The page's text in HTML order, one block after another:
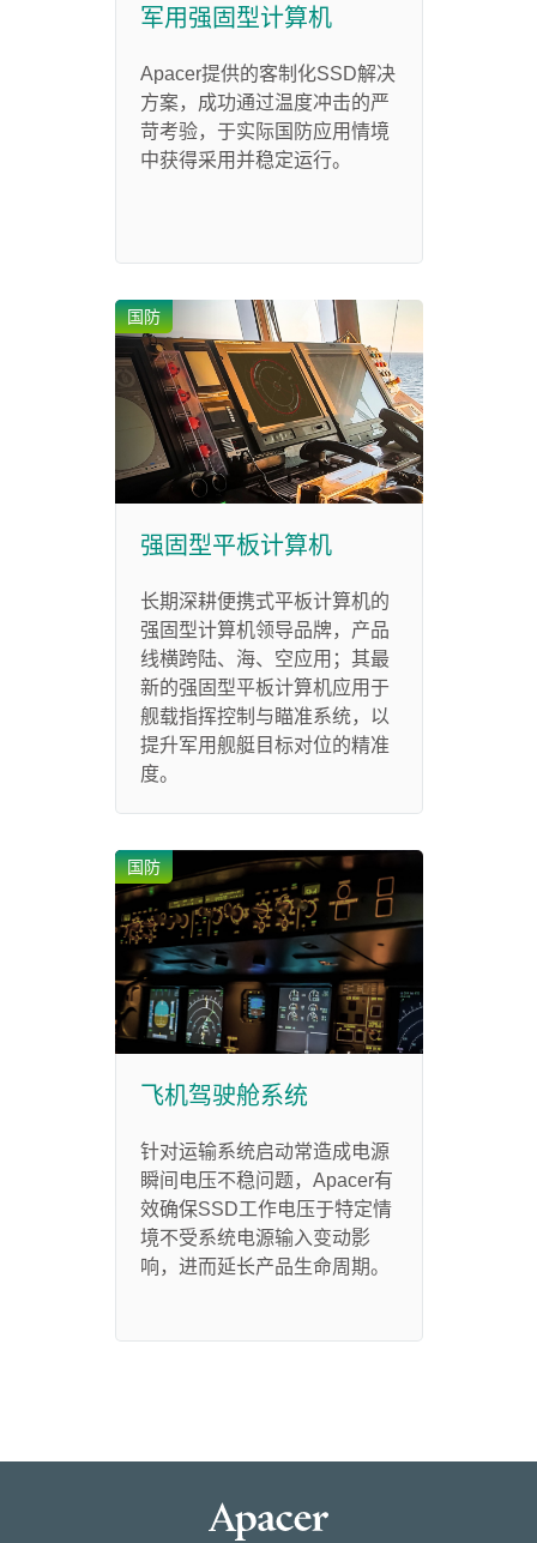
军用强固型计算机
Apacer提供的客制化SSD解决
方案，成功通过温度冲击的严
苛考验，于实际国防应用情境
中获得采用并稳定运行。
国防
强固型平板计算机
长期深耕便携式平板计算机的
强固型计算机领导品牌，产品
线横跨陆、海、空应用；其最
新的强固型平板计算机应用于
舰载指挥控制与瞄准系统，以
提升军用舰艇目标对位的精准
度。
国防
飞机驾驶舱系统
针对运输系统启动常造成电源
瞬间电压不稳问题，Apacer有
效确保SSD工作电压于特定情
境不受系统电源输入变动影
响，进而延长产品生命周期。